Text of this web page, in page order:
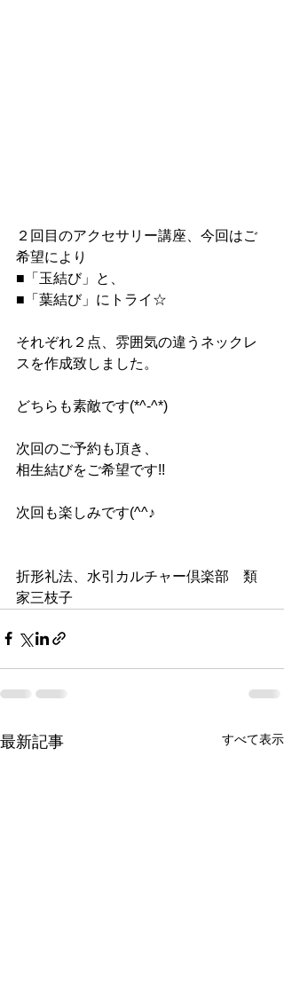
２回目のアクセサリー講座、今回はご
希望により
■「玉結び」と、
■「葉結び」にトライ☆
それぞれ２点、雰囲気の違うネックレ
スを作成致しました。
どちらも素敵です(*^-^*)
次回のご予約も頂き、
相生結びをご希望です!!
次回も楽しみです(^^♪
折形礼法、水引カルチャー倶楽部　類
家三枝子
最新記事 すべて表示